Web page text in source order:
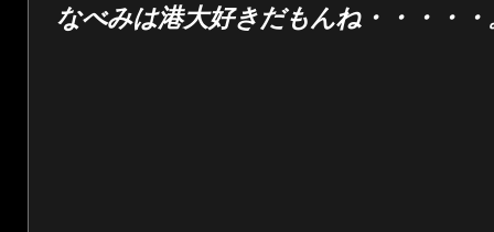
なべみは港大好きだもんね・・・・・